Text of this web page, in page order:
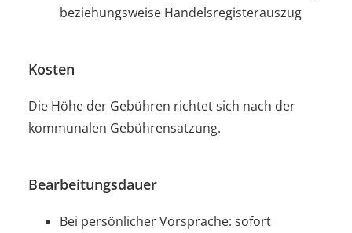
beziehungsweise Handelsregisterauszug
Kosten
Die Höhe der Gebühren richtet sich nach der
kommunalen Gebührensatzung.
Bearbeitungsdauer
Bei persönlicher Vorsprache: sofort